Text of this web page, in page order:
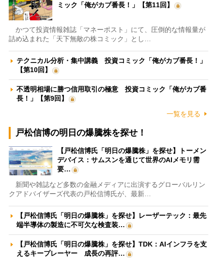
ミック「俺がカブ番長！」【第11回】
かつて投資情報雑誌「マネーポスト」にて、圧倒的な情報量が
詰め込まれた「天下無敵の株コミック」とし…
テクニカル分析・集中講義 投資コミック「俺がカブ番長！」
【第10回】
不透明相場に勝つ信用取引の極意 投資コミック「俺がカブ番
長！」【第9回】
一覧を見る
戸松信博の明日の爆騰株を探せ！
【戸松信博氏「明日の爆騰株」を探せ】トーメン
デバイス：サムスンを通じて世界のAIメモリ需
要…
新聞や雑誌など多数の金融メディアに出演するグローバルリン
クアドバイザーズ代表の戸松信博氏が、最新…
【戸松信博氏「明日の爆騰株」を探せ】レーザーテック：最先
端半導体の製造に不可欠な検査装…
【戸松信博氏「明日の爆騰株」を探せ】TDK：AIインフラを支
えるキープレーヤー 成長の再評…